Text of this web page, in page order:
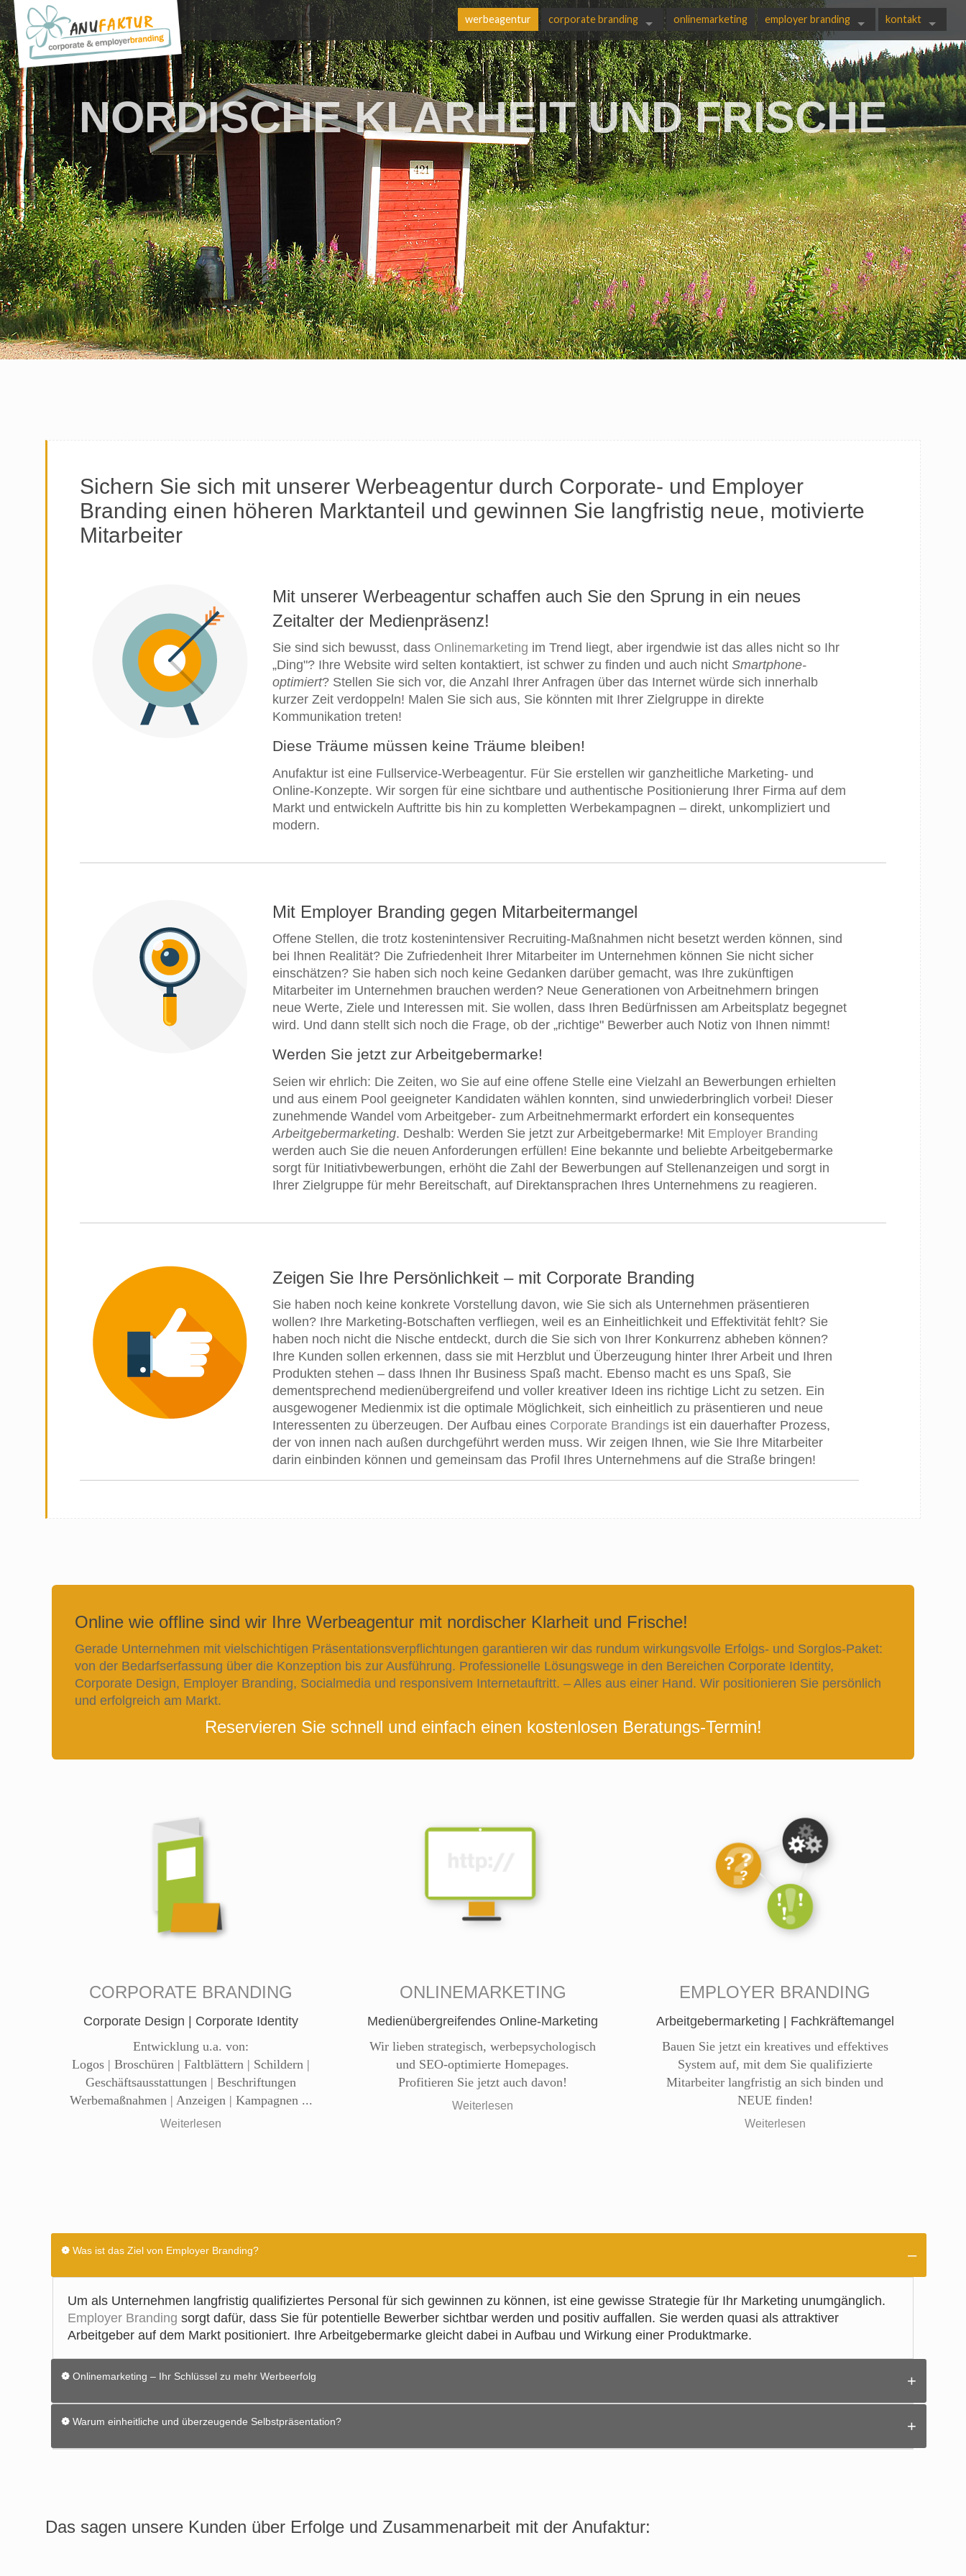
werbeagentur corporate branding
logo-design
onlinemarketing employer branding
Blog Was ist Employer
Rockt euer Arbeitgeber Marketing?
kontakt
impressum
datenschutz
NORDISCHE KLARHEIT UND FRISCHE
Sichern Sie sich mit unserer Werbeagentur durch Corporate- und Employer
Branding einen höheren Marktanteil und gewinnen Sie langfristig neue, motivierte
Mitarbeiter
Mit unserer Werbeagentur schaffen auch Sie den Sprung in ein neues
Zeitalter der Medienpräsenz!
Sie sind sich bewusst, dass Onlinemarketing im Trend liegt, aber irgendwie ist das alles nicht so Ihr
„Ding"? Ihre Website wird selten kontaktiert, ist schwer zu finden und auch nicht Smartphone-
optimiert? Stellen Sie sich vor, die Anzahl Ihrer Anfragen über das Internet würde sich innerhalb
kurzer Zeit verdoppeln! Malen Sie sich aus, Sie könnten mit Ihrer Zielgruppe in direkte
Kommunikation treten!
Diese Träume müssen keine Träume bleiben!
Anufaktur ist eine Fullservice-Werbeagentur. Für Sie erstellen wir ganzheitliche Marketing- und
Online-Konzepte. Wir sorgen für eine sichtbare und authentische Positionierung Ihrer Firma auf dem
Markt und entwickeln Auftritte bis hin zu kompletten Werbekampagnen – direkt, unkompliziert und
modern.
Mit Employer Branding gegen Mitarbeitermangel
Offene Stellen, die trotz kostenintensiver Recruiting-Maßnahmen nicht besetzt werden können, sind
bei Ihnen Realität? Die Zufriedenheit Ihrer Mitarbeiter im Unternehmen können Sie nicht sicher
einschätzen? Sie haben sich noch keine Gedanken darüber gemacht, was Ihre zukünftigen
Mitarbeiter im Unternehmen brauchen werden? Neue Generationen von Arbeitnehmern bringen
neue Werte, Ziele und Interessen mit. Sie wollen, dass Ihren Bedürfnissen am Arbeitsplatz begegnet
wird. Und dann stellt sich noch die Frage, ob der „richtige" Bewerber auch Notiz von Ihnen nimmt!
Werden Sie jetzt zur Arbeitgebermarke!
Seien wir ehrlich: Die Zeiten, wo Sie auf eine offene Stelle eine Vielzahl an Bewerbungen erhielten
und aus einem Pool geeigneter Kandidaten wählen konnten, sind unwiederbringlich vorbei! Dieser
zunehmende Wandel vom Arbeitgeber- zum Arbeitnehmermarkt erfordert ein konsequentes
Arbeitgebermarketing. Deshalb: Werden Sie jetzt zur Arbeitgebermarke! Mit Employer Branding
werden auch Sie die neuen Anforderungen erfüllen! Eine bekannte und beliebte Arbeitgebermarke
sorgt für Initiativbewerbungen, erhöht die Zahl der Bewerbungen auf Stellenanzeigen und sorgt in
Ihrer Zielgruppe für mehr Bereitschaft, auf Direktansprachen Ihres Unternehmens zu reagieren.
Zeigen Sie Ihre Persönlichkeit – mit Corporate Branding
Sie haben noch keine konkrete Vorstellung davon, wie Sie sich als Unternehmen präsentieren
wollen? Ihre Marketing-Botschaften verfliegen, weil es an Einheitlichkeit und Effektivität fehlt? Sie
haben noch nicht die Nische entdeckt, durch die Sie sich von Ihrer Konkurrenz abheben können?
Ihre Kunden sollen erkennen, dass sie mit Herzblut und Überzeugung hinter Ihrer Arbeit und Ihren
Produkten stehen – dass Ihnen Ihr Business Spaß macht. Ebenso macht es uns Spaß, Sie
dementsprechend medienübergreifend und voller kreativer Ideen ins richtige Licht zu setzen. Ein
ausgewogener Medienmix ist die optimale Möglichkeit, sich einheitlich zu präsentieren und neue
Interessenten zu überzeugen. Der Aufbau eines Corporate Brandings ist ein dauerhafter Prozess,
der von innen nach außen durchgeführt werden muss. Wir zeigen Ihnen, wie Sie Ihre Mitarbeiter
darin einbinden können und gemeinsam das Profil Ihres Unternehmens auf die Straße bringen!
Online wie offline sind wir Ihre Werbeagentur mit nordischer Klarheit und Frische!
Gerade Unternehmen mit vielschichtigen Präsentationsverpflichtungen garantieren wir das rundum wirkungsvolle Erfolgs- und Sorglos-Paket:
von der Bedarfserfassung über die Konzeption bis zur Ausführung. Professionelle Lösungswege in den Bereichen Corporate Identity,
Corporate Design, Employer Branding, Socialmedia und responsivem Internetauftritt. – Alles aus einer Hand. Wir positionieren Sie persönlich
und erfolgreich am Markt.
Reservieren Sie schnell und einfach einen kostenlosen Beratungs-Termin!
CORPORATE BRANDING
Corporate Design | Corporate Identity
Entwicklung u.a. von:
Logos | Broschüren | Faltblättern | Schildern |
Geschäftsausstattungen | Beschriftungen
Werbemaßnahmen | Anzeigen | Kampagnen ...
Weiterlesen
ONLINEMARKETING
Medienübergreifendes Online-Marketing
Wir lieben strategisch, werbepsychologisch
und SEO-optimierte Homepages.
Profitieren Sie jetzt auch davon!
Weiterlesen
EMPLOYER BRANDING
Arbeitgebermarketing | Fachkräftemangel
Bauen Sie jetzt ein kreatives und effektives
System auf, mit dem Sie qualifizierte
Mitarbeiter langfristig an sich binden und
NEUE finden!
Weiterlesen
❁ Was ist das Ziel von Employer Branding?
Um als Unternehmen langfristig qualifiziertes Personal für sich gewinnen zu können, ist eine gewisse Strategie für Ihr Marketing unumgänglich.
Employer Branding sorgt dafür, dass Sie für potentielle Bewerber sichtbar werden und positiv auffallen. Sie werden quasi als attraktiver
Arbeitgeber auf dem Markt positioniert. Ihre Arbeitgebermarke gleicht dabei in Aufbau und Wirkung einer Produktmarke.
❁ Onlinemarketing – Ihr Schlüssel zu mehr Werbeerfolg
zurückgreifen. Das Internet bietet Ihnen dabei zahlreiche neue Möglichkeiten zur effektiven Selbstpräsentation, sodass Sie mithilfe geeigneter
Suchmaschinen von sich überzeugen können. Damit Sie allerdings von den zahlreichen digitalen Möglichkeiten profitieren, bedarf es einer
❁ Warum einheitliche und überzeugende Selbstpräsentation?
Das sagen unsere Kunden über Erfolge und Zusammenarbeit mit der Anufaktur: